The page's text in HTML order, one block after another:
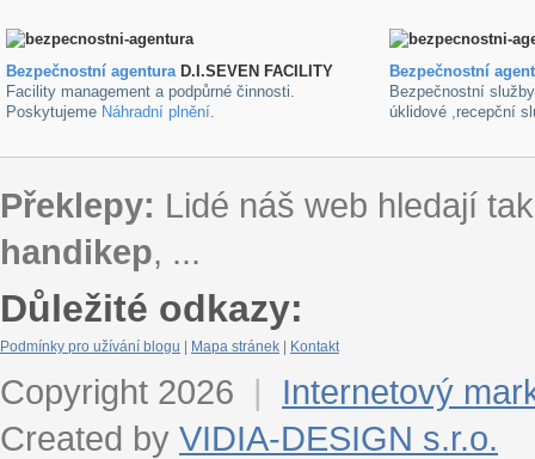
Bezpečnostní agenturaD.I.SEVEN FACILITY
Facility management a podpůrné činnosti.
Poskytujeme Náhradní plnění.
Bezpečnostní
Bezpečnostní
úklidové ,recepční
Překlepy: Lidé náš web hledají
handikep, ...
Důležité odkazy:
Podmínky pro užívání blogu Mapa stránek Kontakt
Copyright 2026 |
Internetový
Created by VIDIA-DESIGN s.r.o.